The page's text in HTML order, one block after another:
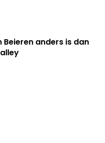
Beieren anders is dan